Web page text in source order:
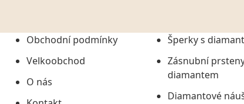
údajů či jako jeho
informací, nejdéle
Obchodní podmínky
Velkoobchod
O nás
Šperky s
Zásnubní
diamantem
Diamantové